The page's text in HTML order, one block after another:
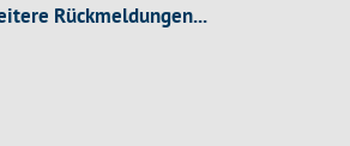
Rückmeldungen...